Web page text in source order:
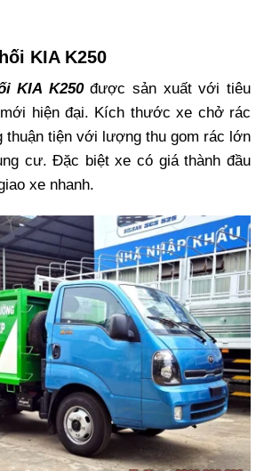
KIA K250
KIA K250được sản xuất với tiêu
hiện đại. Kích thước xe chở rác
thuận tiện với lượng thu gom rác lớn
cư. Đặc biệt xe có giá thành đầu
xe nhanh.